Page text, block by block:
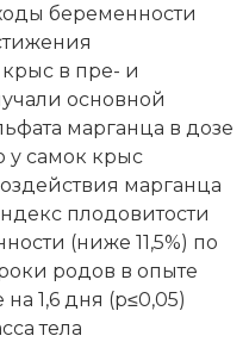
беременности
в пре- и
основной
марганца в дозе
у самок крыс
марганца
плодовитости
(ниже 11,5%) по
родов в опыте
1,6 дня (р≤0,05)
тела